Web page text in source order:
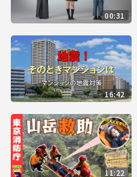
00:31
16:42
11:22